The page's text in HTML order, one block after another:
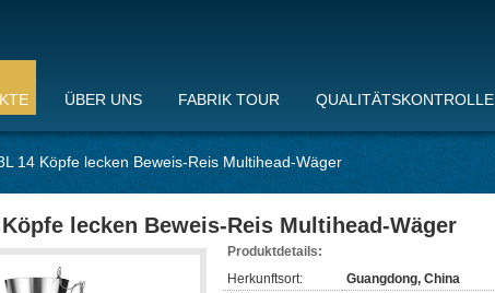
ÜBER UNS FABRIK TOUR QUALITÄTSKONTROLLE
14 Köpfe lecken Beweis-Reis Multihead-Wäger
lecken Beweis-Reis Multihead-Wäger
Produktdetails:
Herkunftsort:
Guangdong, China